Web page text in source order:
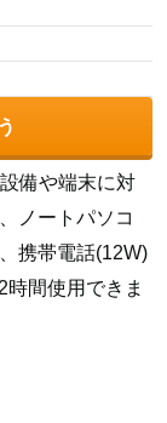
備や端末に対
ノートパソコ
携帯電話(12W)
間使用できま